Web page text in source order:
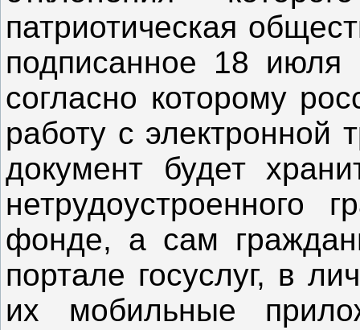
патриотическая
подписанное 18
согласно которому
работу с электронной
документ будет
фонде, а сам
портале госуслуг, в
их мобильные